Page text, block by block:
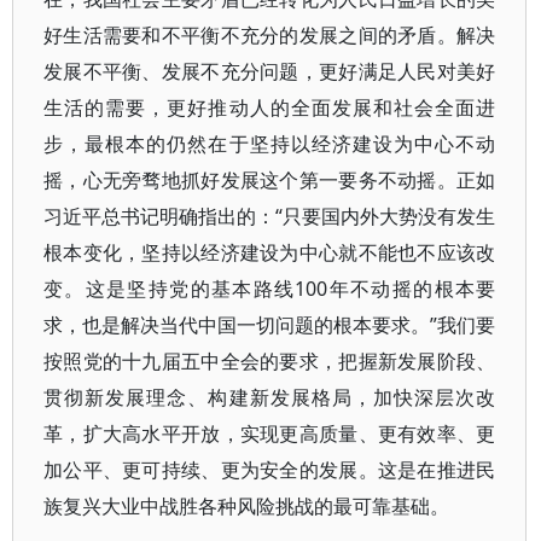
好生活需要和不平衡不充分的发展之间的矛盾。解决
发展不平衡、发展不充分问题，更好满足人民对美好
生活的需要，更好推动人的全面发展和社会全面进
步，最根本的仍然在于坚持以经济建设为中心不动
摇，心无旁骛地抓好发展这个第一要务不动摇。正如
习近平总书记明确指出的：“只要国内外大势没有发生
根本变化，坚持以经济建设为中心就不能也不应该改
变。这是坚持党的基本路线100年不动摇的根本要
求，也是解决当代中国一切问题的根本要求。”我们要
按照党的十九届五中全会的要求，把握新发展阶段、
贯彻新发展理念、构建新发展格局，加快深层次改
革，扩大高水平开放，实现更高质量、更有效率、更
加公平、更可持续、更为安全的发展。这是在推进民
族复兴大业中战胜各种风险挑战的最可靠基础。